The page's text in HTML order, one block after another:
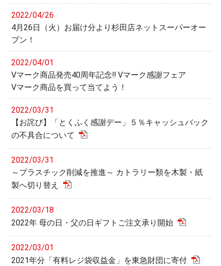
2022/04/26
4月26日（火）お届け分より杉田店ネットスーパーオー
プン！
2022/04/01
Vマーク商品発売40周年記念‼ Vマーク感謝フェア
Vマーク商品を買って当てよう！
2022/03/31
【お詫び】「とくふく感謝デー」５％キャッシュバック
の不具合について
2022/03/31
～プラスチック削減を推進～ カトラリー類を木製・紙
製へ切り替え
2022/03/18
2022年 母の日・父の日ギフトご注文承り開始
2022/03/01
2021年分「有料レジ袋収益金」を東急財団に寄付